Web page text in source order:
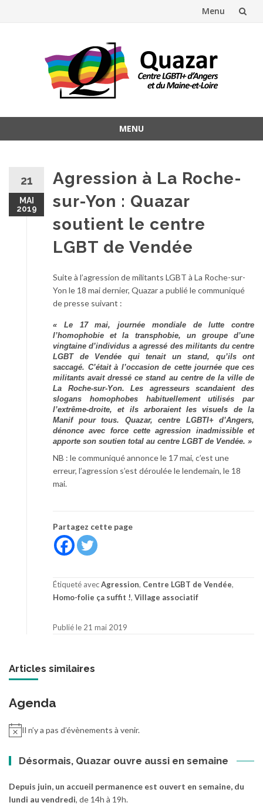
Menu
MENU
21
MAI
2019
Agression à La Roche-
sur-Yon : Quazar
soutient le centre
LGBT de Vendée
Suite à l’agression de militants LGBT à La Roche-sur-
Yon le 18 mai dernier, Quazar a publié le communiqué
de presse suivant :
« Le 17 mai, journée mondiale de lutte contre
l’homophobie et la transphobie, un groupe d’une
vingtaine d’individus a agressé des militants du centre
LGBT de Vendée qui tenait un stand, qu’ils ont
saccagé. C’était à l’occasion de cette journée que ces
militants avait dressé ce stand au centre de la ville de
La Roche-sur-Yon. Les agresseurs scandaient des
slogans homophobes habituellement utilisés par
l’extrême-droite, et ils arboraient les visuels de la
Manif pour tous. Quazar, centre LGBTI+ d’Angers,
dénonce avec force cette agression inadmissible et
apporte son soutien total au centre LGBT de Vendée. »
NB : le communiqué annonce le 17 mai, c’est une
erreur, l’agression s’est déroulée le lendemain, le 18
mai.
Partagez cette page
Étiqueté avecAgression, Centre LGBT de Vendée,
Homo-folie ça suffit !, Village associatif
Publié le 21 mai 2019
Articles similaires
Agenda
Il n’y a pas d’évènements à venir.
Désormais, Quazar ouvre aussi en semaine
Depuis juin, un accueil permanence est ouvert en semaine, du
lundi au vendredi, de 14h à 19h.